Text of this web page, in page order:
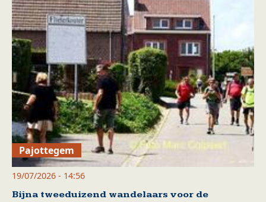
Pajottegem
19/07/2026 - 14:56
Bijna tweeduizend wandelaars voor de